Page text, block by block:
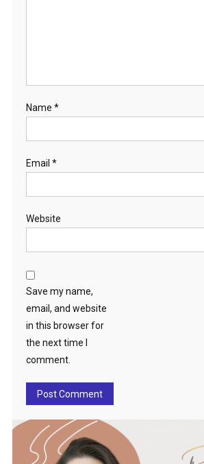
Name *
Email *
Website
Save my name,
email, and website
in this browser for
the next time I
comment.